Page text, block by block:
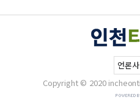
언론
Copyright © 2020